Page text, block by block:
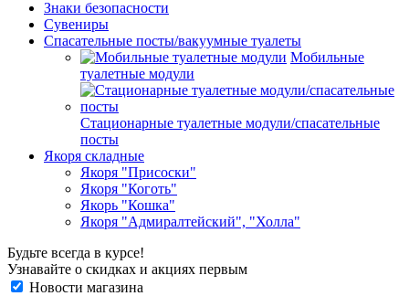
Знаки безопасности
Сувениры
Спасательные посты/вакуумные туалеты
Мобильные
туалетные модули
Стационарные туалетные модули/спасательные
посты
Якоря складные
Якоря "Присоски"
Якоря "Коготь"
Якорь "Кошка"
Якоря "Адмиралтейский", "Холла"
Будьте всегда в курсе!
Узнавайте о скидках и акциях первым
Новости магазина